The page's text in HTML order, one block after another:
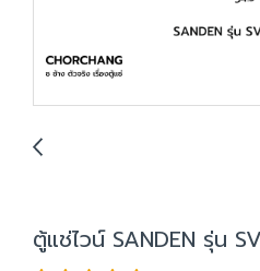
ตู้แช่ไวน์ SANDEN รุ่น